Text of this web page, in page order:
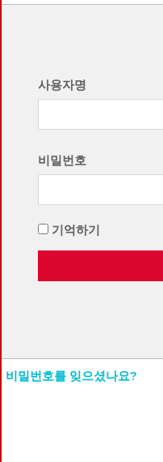
사용자명
비밀번호
기억하기
비밀번호를 잊으셨나요?